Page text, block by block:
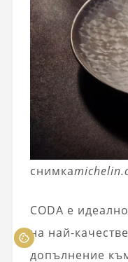
снимка
CODA е
на най-
допълнение